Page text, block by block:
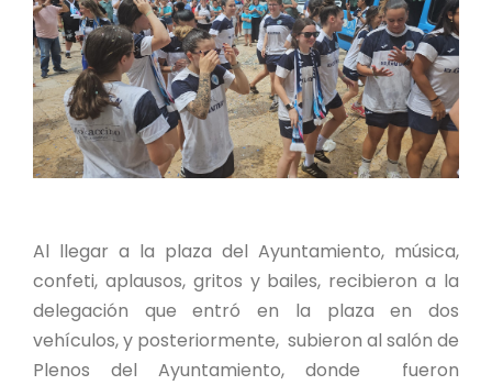
Al llegar a la plaza del Ayuntamiento, música,
confeti, aplausos, gritos y bailes, recibieron a la
delegación que entró en la plaza en dos
vehículos, y posteriormente, subieron al salón de
Plenos del Ayuntamiento, donde fueron